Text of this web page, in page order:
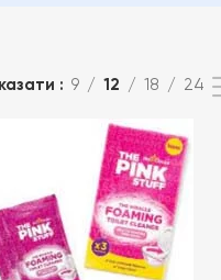
9 12 18 24